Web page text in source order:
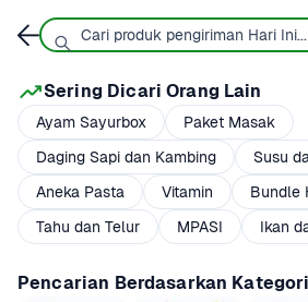
Sering Dicari Orang Lain
Ayam Sayurbox
Paket Masak
Daging Sapi dan Kambing
Susu
Aneka Pasta
Vitamin
Bundle
Tahu dan Telur
MPASI Ikan
Pencarian Berdasarkan Kategori